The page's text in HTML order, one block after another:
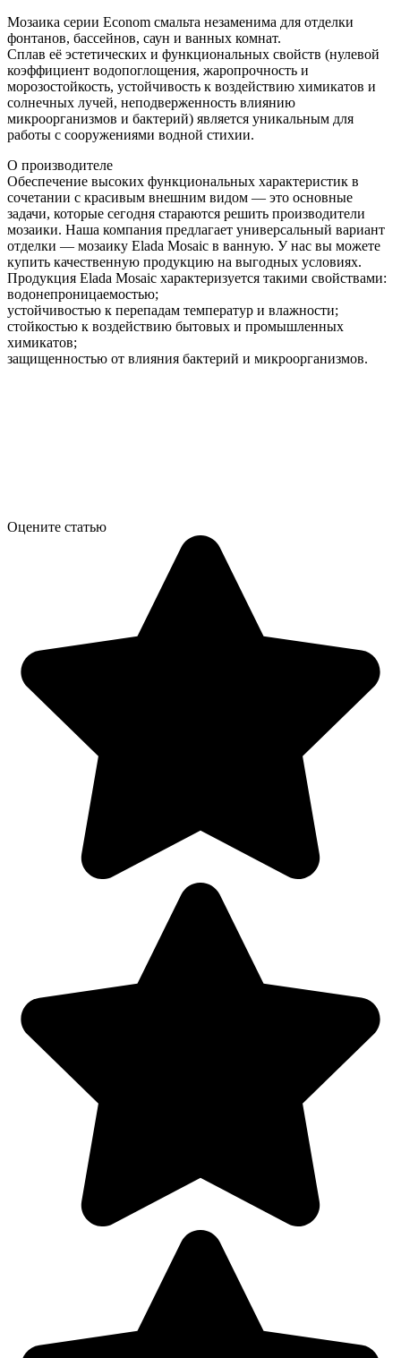
Мозаика серии Econom смальта незаменима для отделки
фонтанов, бассейнов, саун и ванных комнат.
Сплав её эстетических и функциональных свойств (нулевой
коэффициент водопоглощения, жаропрочность и
морозостойкость, устойчивость к воздействию химикатов и
солнечных лучей, неподверженность влиянию
микроорганизмов и бактерий) является уникальным для
работы с сооружениями водной стихии.
О производителе
Обеспечение высоких функциональных характеристик в
сочетании с красивым внешним видом — это основные
задачи, которые сегодня стараются решить производители
мозаики. Наша компания предлагает универсальный вариант
отделки — мозаику Elada Mosaic в ванную. У нас вы можете
купить качественную продукцию на выгодных условиях.
Продукция Elada Mosaic характеризуется такими свойствами:
водонепроницаемостью;
устойчивостью к перепадам температур и влажности;
стойкостью к воздействию бытовых и промышленных
химикатов;
защищенностью от влияния бактерий и микроорганизмов.
Оцените статью